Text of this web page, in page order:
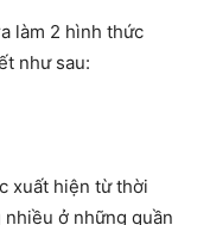
làm 2 hình thức
như sau:
xuất hiện từ thời
ở những quần